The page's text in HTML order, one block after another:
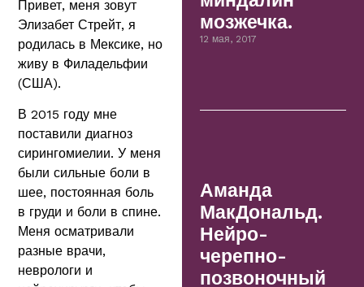
Привет, меня зовут
Элизабет Стрейт, я
родилась в Мексике, но
живу в Филадельфии
(США).
В 2015 году мне
поставили диагноз
сирингомиелии. У меня
были сильные боли в
шее, постоянная боль
в груди и боли в спине.
Меня осматривали
разные врачи,
неврологи и
мозжечка.
12 мая, 2017
Аманда
МакДональд.
Нейро-
черепно-
позвоночный